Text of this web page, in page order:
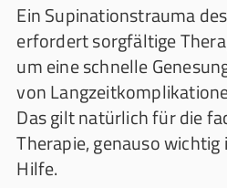
Ein Supinationstrauma
erfordert sorgfältige
um eine schnelle
von
Das gilt natürlich für die
Therapie, genauso
Hilfe.